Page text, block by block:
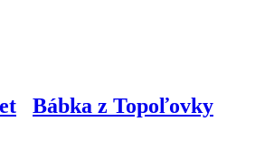
Bábka z Topoľovky